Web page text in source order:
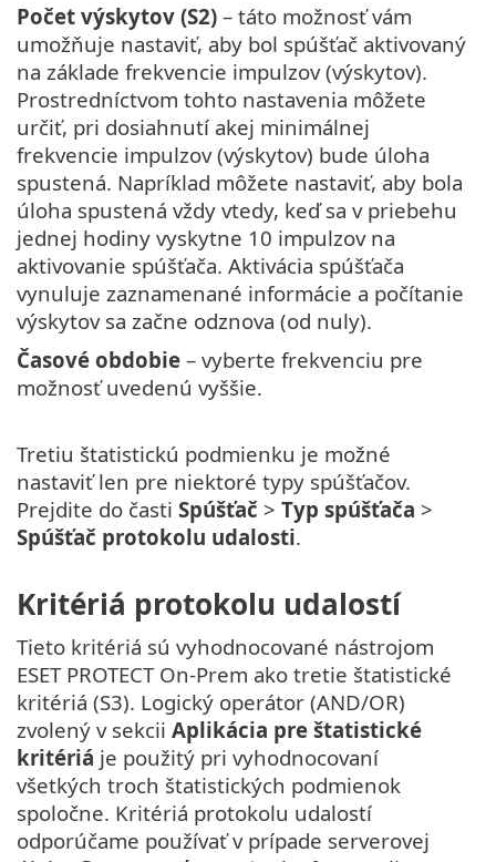
Počet výskytov (S2) – táto možnosť vám
umožňuje nastaviť, aby bol spúšťač aktivovaný
na základe frekvencie impulzov (výskytov).
Prostredníctvom tohto nastavenia môžete
určiť, pri dosiahnutí akej minimálnej
frekvencie impulzov (výskytov) bude úloha
spustená. Napríklad môžete nastaviť, aby bola
úloha spustená vždy vtedy, keď sa v priebehu
jednej hodiny vyskytne 10 impulzov na
aktivovanie spúšťača. Aktivácia spúšťača
vynuluje zaznamenané informácie a počítanie
výskytov sa začne odznova (od nuly).
Časové obdobie – vyberte frekvenciu pre
možnosť uvedenú vyššie.
Tretiu štatistickú podmienku je možné
nastaviť len pre niektoré typy spúšťačov.
Prejdite do časti Spúšťač > Typ spúšťača >
Spúšťač protokolu udalosti.
Kritériá protokolu udalostí
Tieto kritériá sú vyhodnocované nástrojom
ESET PROTECT On-Prem ako tretie štatistické
kritériá (S3). Logický operátor (AND/OR)
zvolený v sekcii Aplikácia pre štatistické
kritériá je použitý pri vyhodnocovaní
všetkých troch štatistických podmienok
spoločne. Kritériá protokolu udalostí
odporúčame používať v prípade serverovej